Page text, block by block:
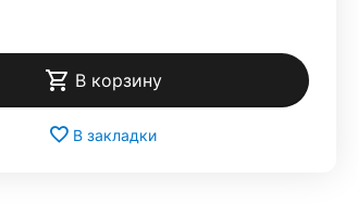
В корзину
В закладки